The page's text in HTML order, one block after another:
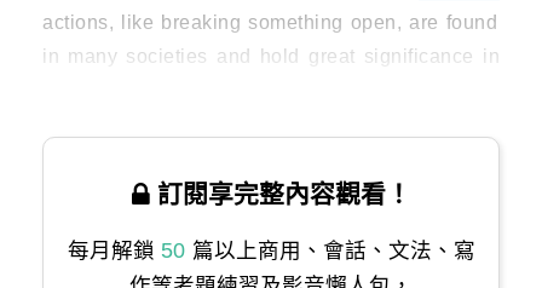
actions, like breaking something open, are found
in many societies and hold great significance in
訂閱享完整內容觀看！
每月解鎖 50 篇以上商用、會話、文法、寫